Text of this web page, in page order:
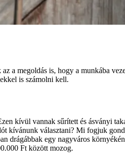
a megoldás is, hogy a munkába
is számolni kell.
kívül vannak sűrített és ásványi
kívánunk választani? Mi fogjuk
drágábbak egy nagyváros
Ft között mozog.